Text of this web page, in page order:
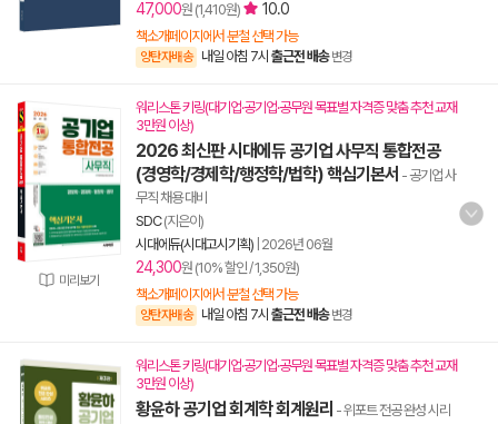
47,000원 (1,410원) 10.0
책소개페이지에서 분철 선택 가능
양탄자배송 내일 아침 7시 출근전 배송 변경
미리보기
워리스톤 키링(대기업·공기업·공무원 목표별 자격증 맞춤 추천 교재
3만원 이상)
2026 최신판 시대에듀 공기업 사무직 통합전공
(경영학/경제학/행정학/법학) 핵심기본서 - 공기업 사
무직 채용 대비
SDC(지은이)
시대에듀(시대고시기획) 2026년 06월
24,300원 (10% 할인 / 1,350원)
책소개페이지에서 분철 선택 가능
양탄자배송 내일 아침 7시 출근전 배송 변경
워리스톤 키링(대기업·공기업·공무원 목표별 자격증 맞춤 추천 교재
3만원 이상)
황윤하 공기업 회계학 회계원리 - 위포트 전공 완성 시리